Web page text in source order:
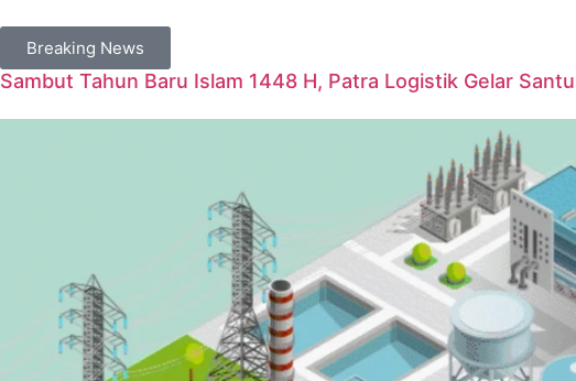
Breaking News
Sambut Tahun Baru Islam 1448 H, Patra Logistik Gelar